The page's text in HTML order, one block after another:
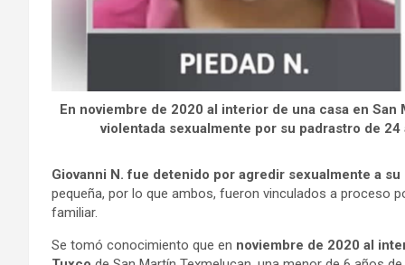
En noviembre de 2020 al interior de una casa en
violentada sexualmente por su padrastro de
Giovanni N. fue detenido por agredir sexualmente a
pequeña, por lo que ambos, fueron vinculados a proceso
familiar.
Se tomó conocimiento que en noviembre de 2020 al